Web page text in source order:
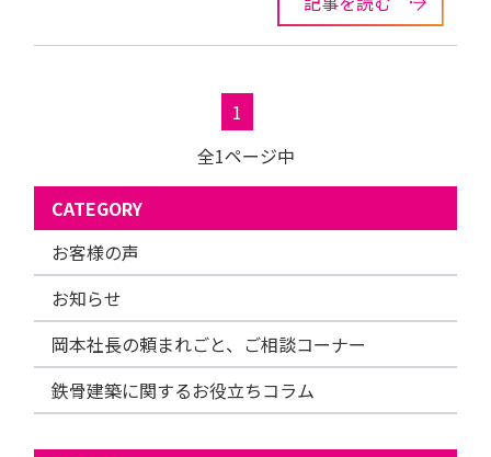
1
全1ページ中
CATEGORY
お客様の声
お知らせ
岡本社長の頼まれごと、ご相談コーナー
鉄骨建築に関するお役立ちコラム